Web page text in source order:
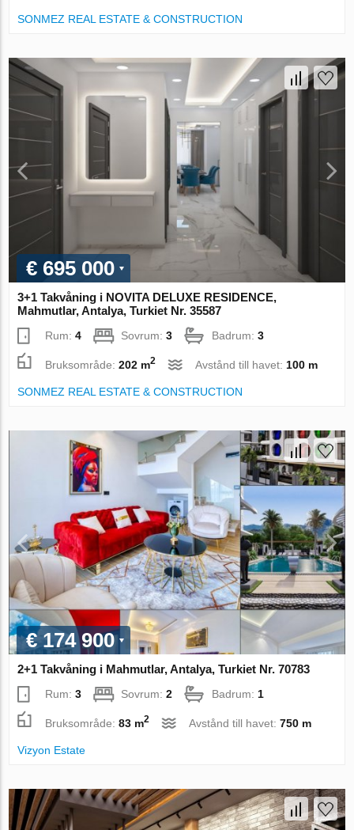
SONMEZ REAL ESTATE & CONSTRUCTION
€ 695 000
3+1 Takvåning i NOVITA DELUXE RESIDENCE,
Mahmutlar, Antalya, Turkiet Nr. 35587
Rum:4 Sovrum:3 Badrum:3
Bruksområde:202 m2 Avstånd till havet: 100 m
SONMEZ REAL ESTATE & CONSTRUCTION
€ 174 900
2+1 Takvåning i Mahmutlar, Antalya, Turkiet Nr. 70783
Rum:3 Sovrum:2 Badrum:1
Bruksområde:83 m2 Avstånd till havet:750 m
Vizyon Estate